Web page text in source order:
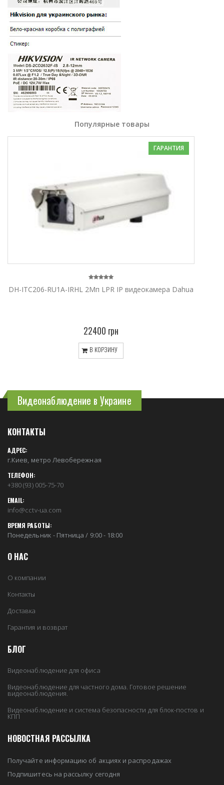
Популярные товары
ГАРАНТИЯ
DH-ITC206-RU1A-IRHL 2Мп LPR IP видеокамера Dahua
22400 грн
В КОРЗИНУ
Видеонаблюдение в Украине
КОНТАКТЫ
АДРЕС:
г.Киев, метро Левобережная
ТЕЛЕФОН:
+380 (93) 005-75-70
EMAIL:
info@cctv-ua.com
ВРЕМЯ РАБОТЫ:
Понедельник - Пятница / 9:00 - 18:00
О НАС
О компании
Контакты
Доставка
Гарантия и возврат
БЛОГ
Видеонаблюдение для офиса
Видеонаблюдение для частного дома. Готовое решение
видеонаблюдения.
Видеонаблюдение и система безопасности для блок-постов и
КПП
НОВОСТНАЯ РАССЫЛКА
Получайте информацию об акциях и распродажах
Подпишитесь на рассылку сегодня